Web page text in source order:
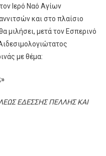
Ιερό Ναό Αγίων
και στο πλαίσιο
μιλήσει, μετά τον Εσπερινό
με θέμα:
ΕΔΕΣΣΗΣ ΠΕΛΛΗΣ ΚΑΙ